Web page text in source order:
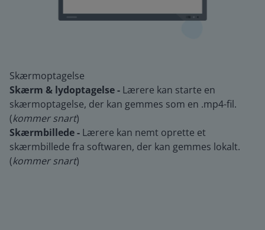
Skærmoptagelse
Skærm & lydoptagelse - Lærere kan starte en
skærmoptagelse, der kan gemmes som en .mp4-fil.
(kommer snart)
Skærmbillede - Lærere kan nemt oprette et
skærmbillede fra softwaren, der kan gemmes lokalt.
(kommer snart)